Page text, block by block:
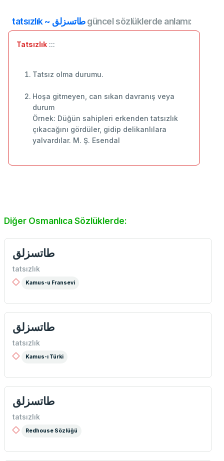
tatsızlık ~ طاتسزلقgüncel sözlüklerde anlamı:
Tatsızlık :::
Tatsız olma durumu.
Hoşa gitmeyen, can sıkan davranış veya
durum
Örnek: Düğün sahipleri erkenden tatsızlık
çıkacağını gördüler, gidip delikanlılara
yalvardılar. M. Ş. Esendal
Diğer Osmanlıca Sözlüklerde:
طاتسزلق
tatsızlık
Kamus-u Fransevi
طاتسزلق
tatsızlık
Kamus-ı Türki
طاتسزلق
tatsızlık
Redhouse Sözlüğü